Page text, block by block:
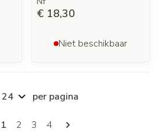
€ 18,30
Niet beschikbaar
Pagina's
U lees momenteel pagina
1 Pagina
2 Pagina
3 Pagina
4
per pagina